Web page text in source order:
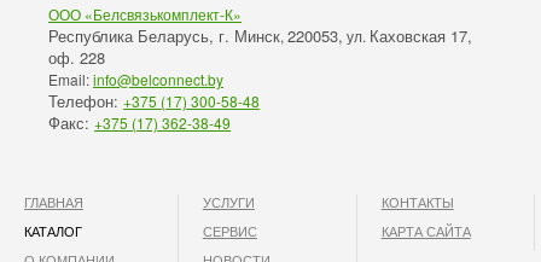
ООО «Белсвязькомплект-К»
Республика Беларусь, г. Минск, 220053, ул. Каховская 17,
оф. 228
Email:info@belconnect.by
Телефон: +375 (17) 300-58-48
Факс: +375 (17) 362-38-49
ГЛАВНАЯ
КАТАЛОГ
УСЛУГИ
СЕРВИС
КОНТАКТЫ
КАРТА САЙТА